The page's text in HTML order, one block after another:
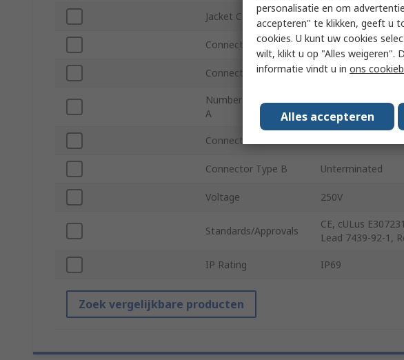
Jacket Colour Black
Connector Gender A Female
Connector Type A Straight
Number of Contacts
A
4
Connector Gender B
Connector Type B Unterminated
Voltage 250V
Standards/Approvals
CE, cULus
Lead 7439-92-1,
IP Rating IP69
Zoek vergelijkbare producten
personalisatie en om
accepteren" te klikken, geeft u
cookies. U kunt uw cookies
wilt, klikt u op "Alles weigeren".
informatie vindt u in ons
Alles accepteren